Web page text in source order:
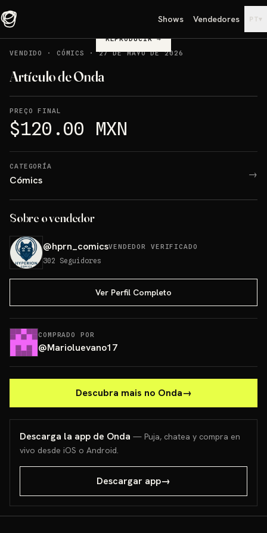
Shows Vendedores PT▾
REPRODUCIR→
VENDIDO
· CÓMICS ·27 DE MAYO DE 2026
Artículo de Onda
PREÇO FINAL
$120.00 MXN
CATEGORÍA
Cómics →
Sobre o vendedor
@hprn_comicsVENDEDOR VERIFICADO
302 Seguidores
Ver Perfil Completo
COMPRADO POR
@Marioluevano17
Descubra mais no Onda→
Descarga la app de Onda — Puja, chatea y compra en
vivo desde iOS o Android.
Descargar app→